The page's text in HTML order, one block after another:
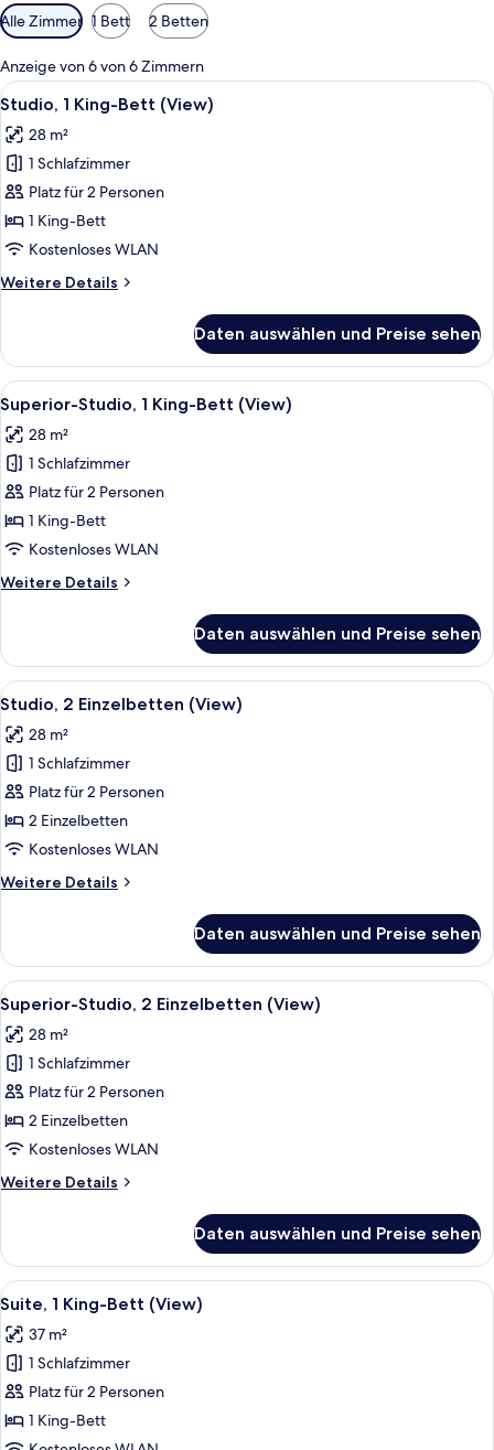
Verfügbare
Filter
für
Zimmer
Alle Zimmer 1 Bett 2 Betten
Anzeige von 6 von 6 Zimmern
Alle
Fotos
für
Studio,
1 King-
Bett
(View)
Ein modernes Hotelzimmer mit
8
Studio, 1 King-Bett (View)
28 m²
1 Schlafzimmer
Platz für 2 Personen
1 King-Bett
Kostenloses WLAN
Weitere Details
Weitere
1 King-
Bett
(View)
Daten auswählen und Preise sehen
Alle
Fotos
für
Superior-
Studio,
1 King-
Bett
anzeigen
Ein modernes Hotelzimmer mit Bett,
5
Superior-Studio, 1 King-Bett (View)
28 m²
1 Schlafzimmer
Platz für 2 Personen
1 King-Bett
Kostenloses WLAN
Weitere Details
Weitere
Studio,
1 King-
Bett
Daten auswählen und Preise sehen
Alle
Fotos
für
Studio,
2 Einzelbetten
(View)
anzeigen
Ein Hotelzimmer mit zwei Betten,
6
Studio, 2 Einzelbetten (View)
28 m²
1 Schlafzimmer
Platz für 2 Personen
2 Einzelbetten
Kostenloses WLAN
Weitere Details
Weitere
2 Einzelbetten
(View)
Daten auswählen und Preise sehen
Alle
Fotos
für
Superior-
Studio,
2 Einzelbetten
(View)
Ein Hotelzimmer mit zwei Betten,
7
Superior-Studio, 2 Einzelbetten (View)
28 m²
1 Schlafzimmer
Platz für 2 Personen
2 Einzelbetten
Kostenloses WLAN
Weitere Details
Weitere
Studio,
2 Einzelbetten
(View)
Daten auswählen und Preise sehen
Alle
Fotos
für
Suite,
1 King-
Bett
(View)
Ein modernes Hotelzimmer mit
8
Suite, 1 King-Bett (View)
37 m²
1 Schlafzimmer
Platz für 2 Personen
1 King-Bett